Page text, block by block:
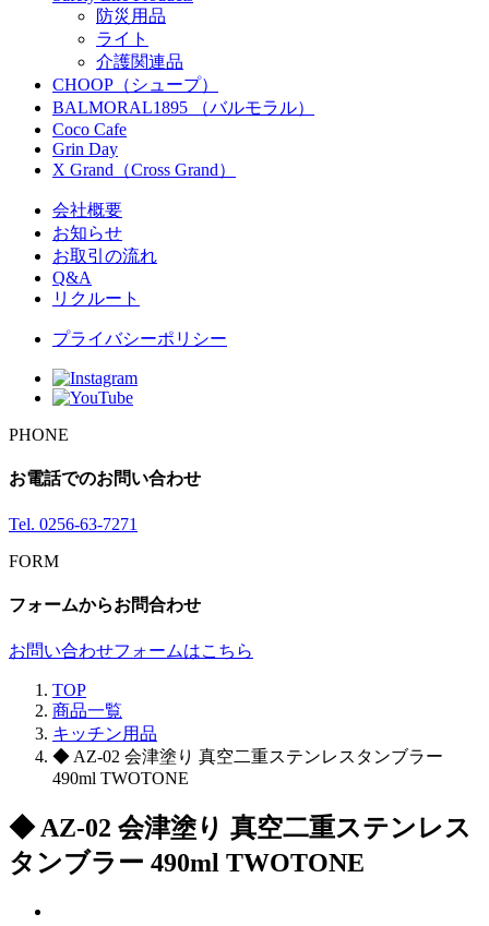
防災用品
ライト
介護関連品
CHOOP（シュープ）
BALMORAL1895 （バルモラル）
Coco Cafe
Grin Day
X Grand（Cross Grand）
会社概要
お知らせ
お取引の流れ
Q&A
リクルート
プライバシーポリシー
PHONE
お電話でのお問い合わせ
Tel. 0256-63-7271
FORM
フォームからお問合わせ
お問い合わせフォームはこちら
TOP
商品一覧
キッチン用品
◆ AZ-02 会津塗り 真空二重ステンレスタンブラー
490ml TWOTONE
◆ AZ-02 会津塗り 真空二重ステンレス
タンブラー 490ml TWOTONE